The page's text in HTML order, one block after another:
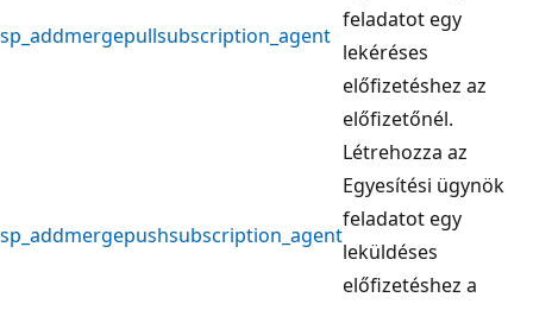
sp_addmergepullsubscription_agent
feladatot egy
lekéréses
előfizetéshez az
előfizetőnél.
sp_addmergepushsubscription_agent
Létrehozza az
Egyesítési ügynök
feladatot egy
leküldéses
előfizetéshez a